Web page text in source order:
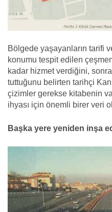
Bölgede yaşayanların tarifi
konumu tespit edilen
kadar hizmet verdiğini, sonra
tuttuğunu belirten tarihçi
çizimler gerekse kitabenin
ihyası için önemli birer veri
Başka yere yeniden inşa